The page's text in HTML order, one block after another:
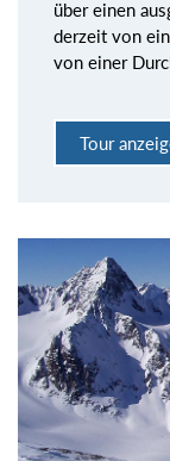
über einen
derzeit von
von einer
Tour